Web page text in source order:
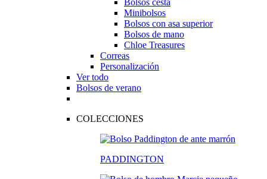
Bolsos cesta
Minibolsos
Bolsos con asa superior
Bolsos de mano
Chloe Treasures
Correas
Personalización
Ver todo
Bolsos de verano
COLECCIONES
PADDINGTON